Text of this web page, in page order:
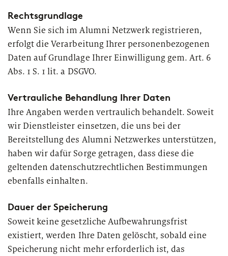
Krankenversicherer
Lebensversicherer
Techunternehmen
Fintechs
Leasinggesellschaften
Regulierung & Sonderprüfungen
Themenfür Financial Services
Wertschöpfungskette
PUBLIKATION
Marktstudie unter Versicherern:
Rechtsgrundlage
Wenn Sie sich im Alumni Netzwerk registrieren,
erfolgt die Verarbeitung Ihrer personenbezogenen
Daten auf Grundlage Ihrer Einwilligung gem. Art. 6
Abs. 1 S. 1 lit. a DSGVO.
Vertrauliche Behandlung Ihrer Daten
Ihre Angaben werden vertraulich behandelt. Soweit
wir Dienstleister einsetzen, die uns bei der
Bereitstellung des Alumni Netzwerkes unterstützen,
haben wir dafür Sorge getragen, dass diese die
geltenden datenschutzrechtlichen Bestimmungen
ebenfalls einhalten.
Dauer der Speicherung
Soweit keine gesetzliche Aufbewahrungsfrist
existiert, werden Ihre Daten gelöscht, sobald eine
Speicherung nicht mehr erforderlich ist, das